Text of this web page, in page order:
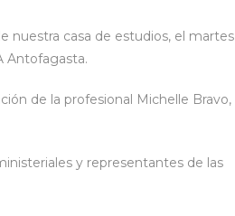
nuestra casa de estudios, el martes
Antofagasta.
de la profesional Michelle Bravo,
y representantes de las